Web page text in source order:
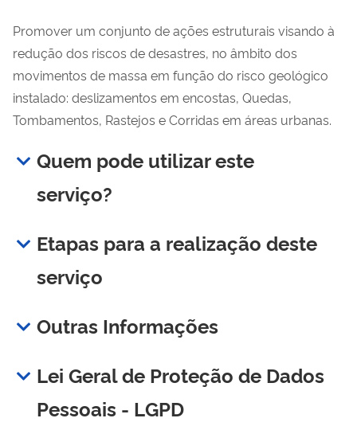
Promover um conjunto de ações estruturais visando à
redução dos riscos de desastres, no âmbito dos
movimentos de massa em função do risco geológico
instalado: deslizamentos em encostas, Quedas,
Tombamentos, Rastejos e Corridas em áreas urbanas.
Quem pode utilizar este
serviço?
Etapas para a realização deste
serviço
Outras Informações
Lei Geral de Proteção de Dados
Pessoais - LGPD